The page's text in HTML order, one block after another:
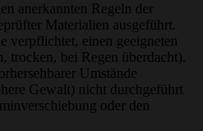
anerkannten Regeln der
Materialien ausgeführt.
verpflichtet, einen geeigneten
trocken, bei Regen überdacht).
Umstände
Gewalt) nicht durchgeführt
oder den